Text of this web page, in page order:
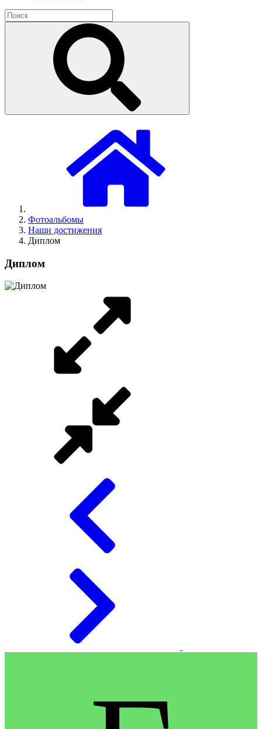
Фотоальбомы
Наши достижения
Диплом
Диплом